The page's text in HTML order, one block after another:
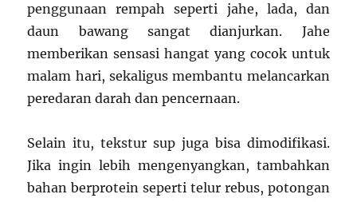
penggunaan rempah seperti jahe, lada, dan
daun bawang sangat dianjurkan. Jahe
memberikan sensasi hangat yang cocok untuk
malam hari, sekaligus membantu melancarkan
peredaran darah dan pencernaan.
Selain itu, tekstur sup juga bisa dimodifikasi.
Jika ingin lebih mengenyangkan, tambahkan
bahan berprotein seperti telur rebus, potongan